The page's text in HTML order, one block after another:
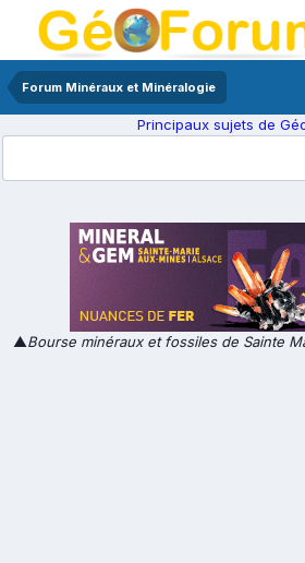
Forum Minéraux et Minéralogie
Principaux sujets de
▲Bourse minéraux et fossiles de Sainte